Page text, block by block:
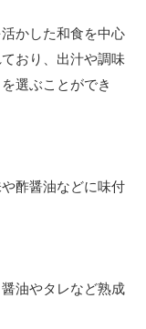
かした和食を中心
おり、出汁や調味
選ぶことができ
酢醤油などに味付
油やタレなど熟成